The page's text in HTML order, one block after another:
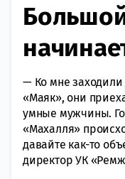
— Ко мне заходили
«Маяк», они
умные мужчины.
«Махалля»
давайте как-то
директор УК